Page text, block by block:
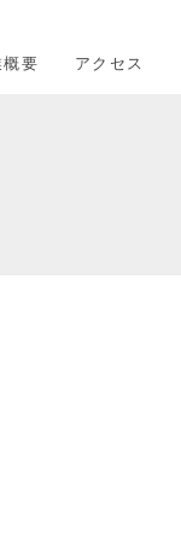
要 アクセス